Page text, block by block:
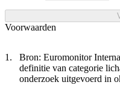
Voorwaarden
Bron: Euromonitor
definitie van categorie
onderzoek uitgevoerd in